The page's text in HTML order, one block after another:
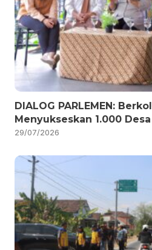
DIALOG PARLEMEN:
Menyukseskan 1.000
29/07/2026